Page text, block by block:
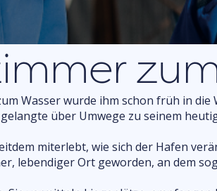
Veranstaltung für die
Spaß
Spaß
Firma
Wasser wurde ihm schon früh in
über Umwege zu seinem
miterlebt, wie sich der Hafen
lebendiger Ort geworden, an dem